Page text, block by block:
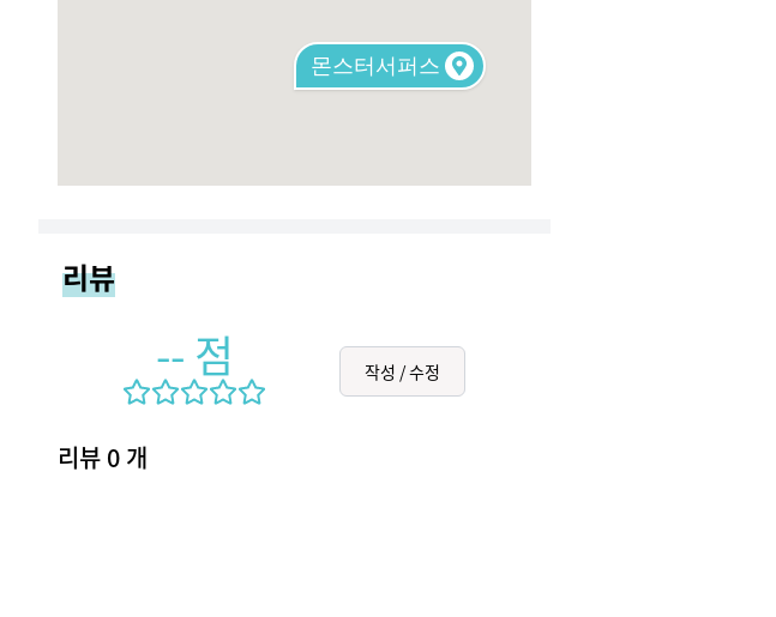
몬스터서퍼스
리뷰
-- 점 작성 / 수정
리뷰 0 개